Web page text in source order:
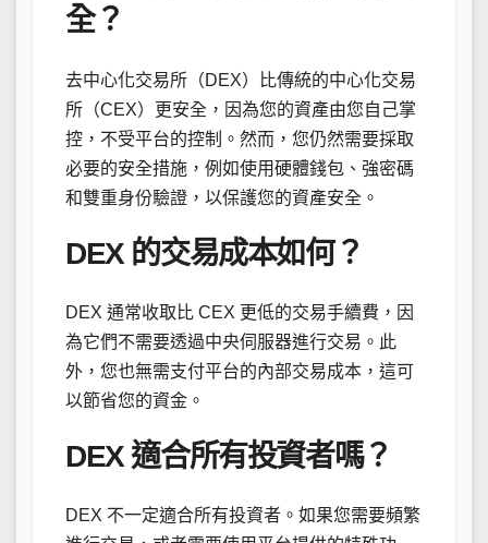
全？
去中心化交易所（DEX）比傳統的中心化交易
所（CEX）更安全，因為您的資產由您自己掌
控，不受平台的控制。然而，您仍然需要採取
必要的安全措施，例如使用硬體錢包、強密碼
和雙重身份驗證，以保護您的資產安全。
DEX 的交易成本如何？
DEX 通常收取比 CEX 更低的交易手續費，因
為它們不需要透過中央伺服器進行交易。此
外，您也無需支付平台的內部交易成本，這可
以節省您的資金。
DEX 適合所有投資者嗎？
DEX 不一定適合所有投資者。如果您需要頻繁